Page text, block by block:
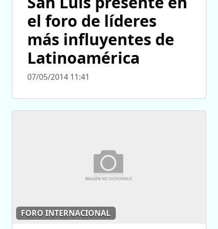
el foro de líderes
más influyentes de
Latinoamérica
07/05/2014 11:41
FORO INTERNACIONAL